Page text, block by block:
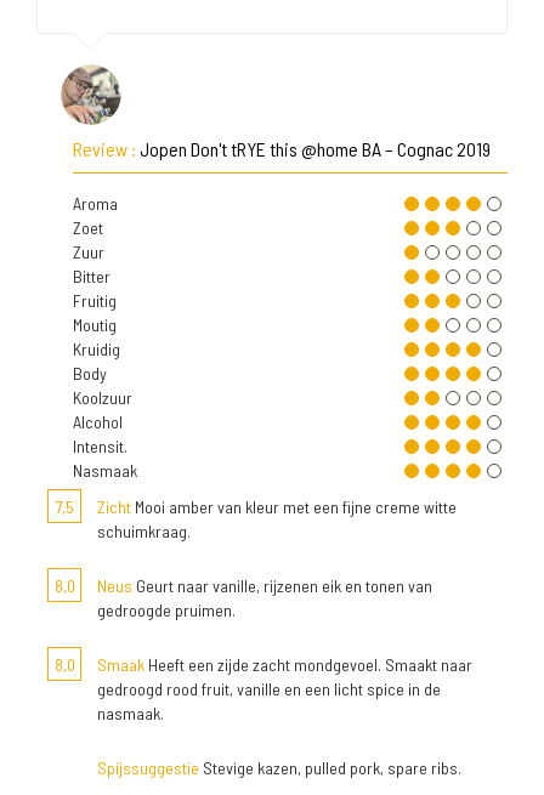
Review : Jopen Don't tRYE this @home BA – Cognac 2019
Aroma
Zoet
Zuur
Bitter
Fruitig
Moutig
Kruidig
Body
Koolzuur
Alcohol
Intensit.
Nasmaak
7,5
Zicht Mooi amber van kleur met een fijne creme witte
schuimkraag.
8,0 Neus Geurt naar vanille, rijzenen eik en tonen van
gedroogde pruimen.
8,0 Smaak Heeft een zijde zacht mondgevoel. Smaakt naar
gedroogd rood fruit, vanille en een licht spice in de
nasmaak.
Spijssuggestie Stevige kazen, pulled pork, spare ribs.